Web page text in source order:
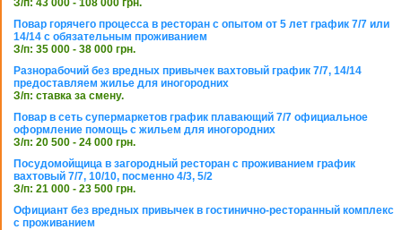
Повар горячего процесса в ресторан с опытом от 5 лет график 7/7 или
14/14 с обязательным проживанием
З/п: 35 000 - 38 000 грн.
Разнорабочий без вредных привычек вахтовый график 7/7, 14/14
предоставляем жилье для иногородних
З/п: ставка за смену.
Повар в сеть супермаркетов график плавающий 7/7 официальное
оформление помощь с жильем для иногородних
З/п: 20 500 - 24 000 грн.
Посудомойщица в загородный ресторан с проживанием график
вахтовый 7/7, 10/10, посменно 4/3, 5/2
З/п: 21 000 - 23 500 грн.
Официант без вредных привычек в гостинично-ресторанный комплекс
с проживанием